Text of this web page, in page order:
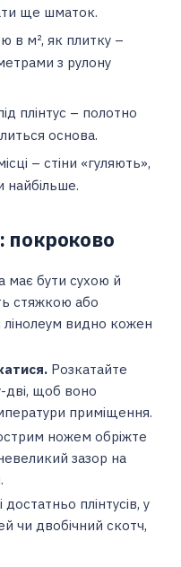
ще шматок.
в м², як плитку –
з рулону
плінтус – полотно
основа.
– стіни «гуляють»,
найбільше.
покроково
має бути сухою й
стяжкою або
лінолеум видно кожен
Розкатайте
дві, щоб воно
приміщення.
ножем обріжте
зазор на
достатньо плінтусів, у
чи двобічний скотч,